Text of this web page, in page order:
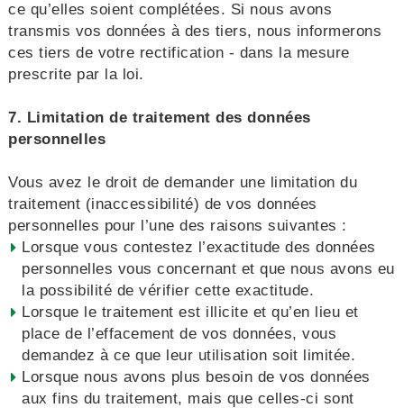
ce qu’elles soient complétées. Si nous avons
transmis vos données à des tiers, nous informerons
ces tiers de votre rectification - dans la mesure
prescrite par la loi.
7. Limitation de traitement des données
personnelles
Vous avez le droit de demander une limitation du
traitement (inaccessibilité) de vos données
personnelles pour l’une des raisons suivantes :
Lorsque vous contestez l’exactitude des données
personnelles vous concernant et que nous avons eu
la possibilité de vérifier cette exactitude.
Lorsque le traitement est illicite et qu’en lieu et
place de l’effacement de vos données, vous
demandez à ce que leur utilisation soit limitée.
Lorsque nous avons plus besoin de vos données
aux fins du traitement, mais que celles-ci sont